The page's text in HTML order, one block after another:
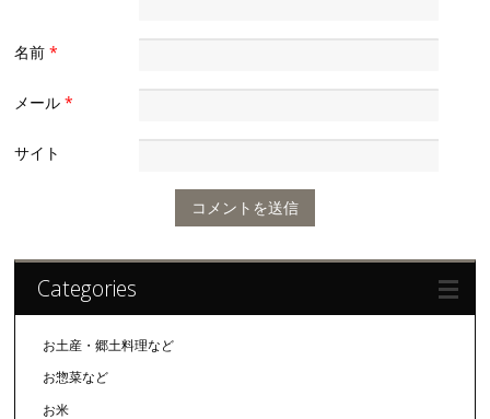
名前*
メール*
サイト
Categories
お土産・郷土料理など
お惣菜など
お米